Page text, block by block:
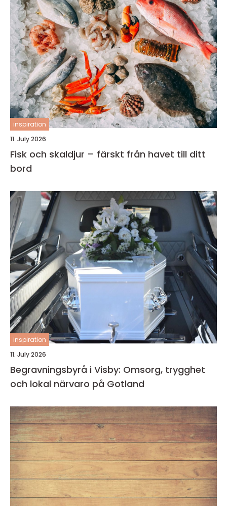
inspiration
11. July 2026
Fisk och skaldjur – färskt från havet till ditt
bord
inspiration
11. July 2026
Begravningsbyrå i Visby: Omsorg, trygghet
och lokal närvaro på Gotland